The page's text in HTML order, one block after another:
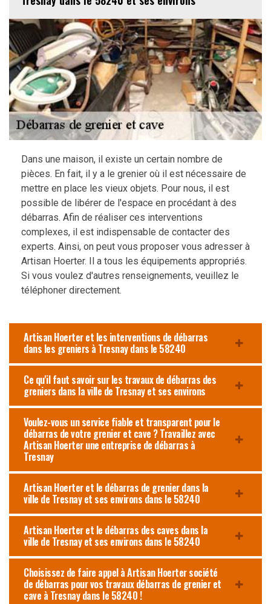
Dans une maison, il existe un certain nombre de
pièces. En fait, il y a le grenier où il est nécessaire de
mettre en place les vieux objets. Pour nous, il est
possible de libérer de l'espace en procédant à des
débarras. Afin de réaliser ces interventions
complexes, il est indispensable de contacter des
experts. Ainsi, on peut vous proposer vous adresser à
Artisan Hoerter. Il a tous les équipements appropriés.
Si vous voulez d'autres renseignements, veuillez le
téléphoner directement.
Artisan Hoerter et les interventions de débarras
dans les greniers à Tresnay dans le 58240
Ce qu'il faut savoir sur les travaux de débarras des
greniers dans la ville de Tresnay et ses environs
Voulez-vous un service fiable et transparent pour le
débarras de votre grenier et cave ? Travaillez avec
Artisan Hoerter une entreprise de débarras à
Tresnay
Artisan Hoerter et le débarras de grenier dans la
ville de Tresnay et ses environs dans le 58240
Artisan Hoerter et le débarras des caves dans la
ville de Tresnay et ses environs dans le 58240
Choisissez de faire appel à Artisan Hoerter société
de débarras pour vos travaux débarras de grenier et
cave à Tresnay dans le 58240 !